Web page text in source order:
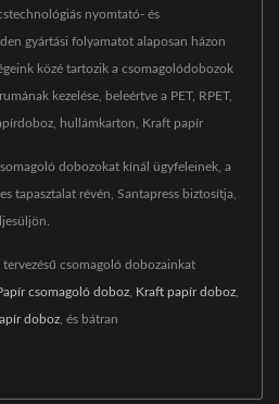
nyomtató- és
gyártási folyamatot alaposan házon
közé tartozik a csomagolódobozok
kezelése, beleértve a PET, RPET,
hullámkarton, Kraft papír
dobozokat kínál ügyfeleinek, a
tapasztalat révén, Santapress biztosítja,
csomagoló dobozainkat
csomagoló doboz Kraft papír doboz
doboz , és bátran